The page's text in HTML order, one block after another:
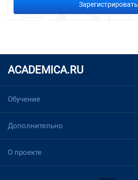
Зарегистрировать
ACADEMICA.RU
Обучение
Дополнительно
О проекте